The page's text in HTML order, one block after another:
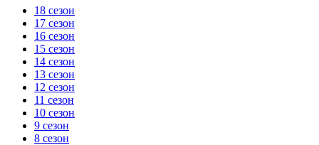
18 сезон
17 сезон
16 сезон
15 сезон
14 сезон
13 сезон
12 сезон
11 сезон
10 сезон
9 сезон
8 сезон